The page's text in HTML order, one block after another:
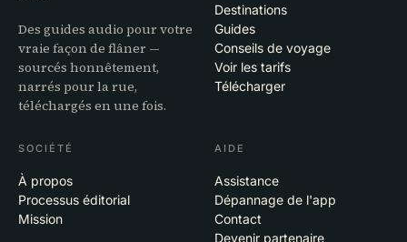
Des guides audio pour votre
vraie façon de flâner —
sourcés honnêtement,
narrés pour la rue,
téléchargés en une fois.
Destinations
Guides
Conseils de voyage
Voir les tarifs
Télécharger
SOCIÉTÉ
À propos
Processus éditorial
Mission
AIDE
Assistance
Dépannage de l'app
Contact
Devenir partenaire